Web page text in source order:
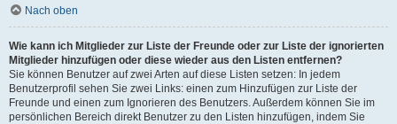
Nach oben
Wie kann ich Mitglieder zur Liste der Freunde oder zur Liste der ignorierten
Mitglieder hinzufügen oder diese wieder aus den Listen entfernen?
Sie können Benutzer auf zwei Arten auf diese Listen setzen: In jedem
Benutzerprofil sehen Sie zwei Links: einen zum Hinzufügen zur Liste der
Freunde und einen zum Ignorieren des Benutzers. Außerdem können Sie im
persönlichen Bereich direkt Benutzer zu den Listen hinzufügen, indem Sie